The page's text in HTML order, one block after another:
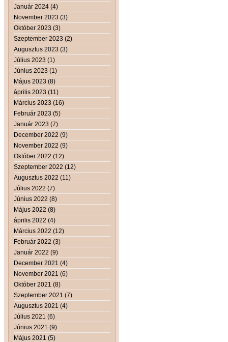
Január 2024 (4)
November 2023 (3)
Október 2023 (3)
Szeptember 2023 (2)
Augusztus 2023 (3)
Július 2023 (1)
Június 2023 (1)
Május 2023 (8)
április 2023 (11)
Március 2023 (16)
Február 2023 (5)
Január 2023 (7)
December 2022 (9)
November 2022 (9)
Október 2022 (12)
Szeptember 2022 (12)
Augusztus 2022 (11)
Július 2022 (7)
Június 2022 (8)
Május 2022 (8)
április 2022 (4)
Március 2022 (12)
Február 2022 (3)
Január 2022 (9)
December 2021 (4)
November 2021 (6)
Október 2021 (8)
Szeptember 2021 (7)
Augusztus 2021 (4)
Július 2021 (6)
Június 2021 (9)
Május 2021 (5)